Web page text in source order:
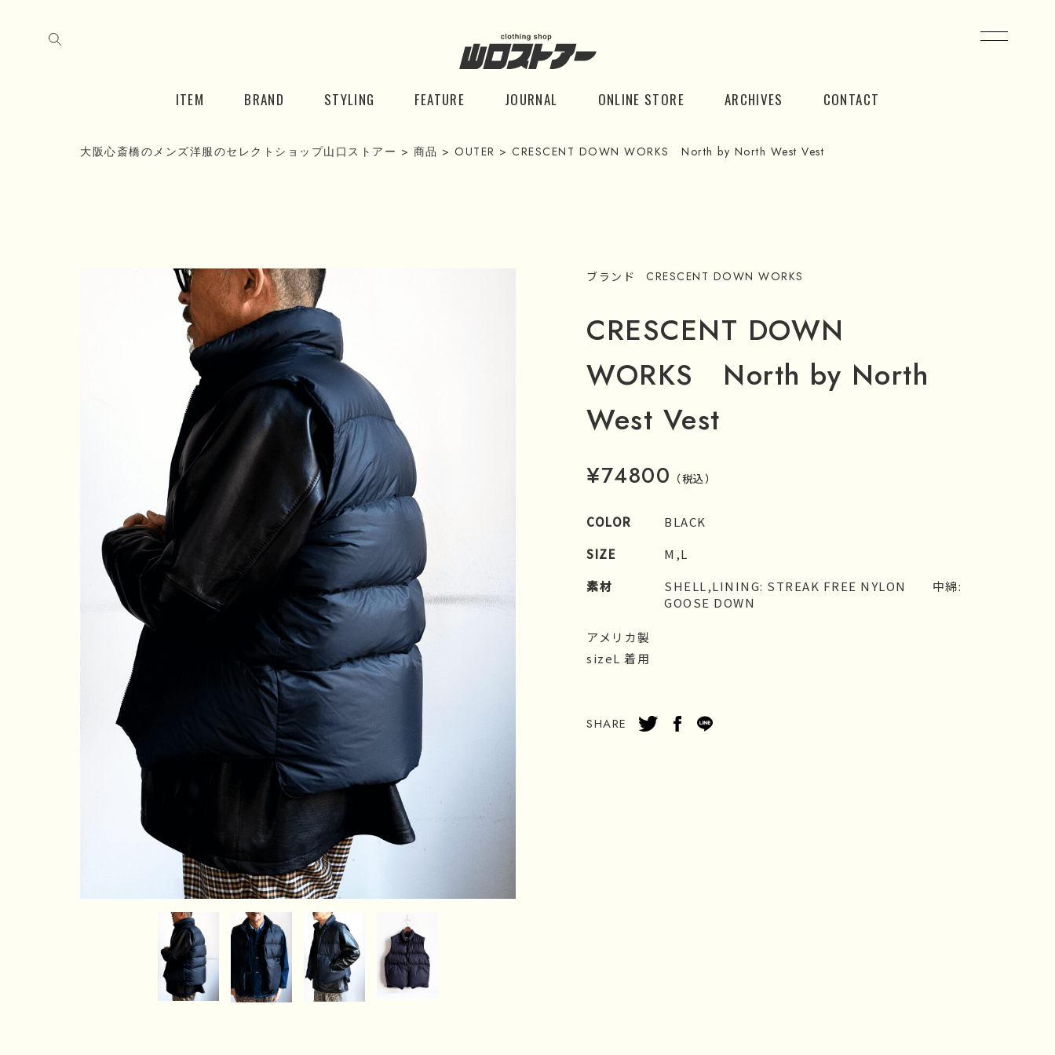
ITEM BRAND STYLING FEATURE JOURNAL ONLINE STORE ARCHIVES CONTACT
大阪心斎橋のメンズ洋服のセレクトショップ山口ストアー > 商品 > OUTER > CRESCENT DOWN WORKS North by North West Vest
ブランド CRESCENT DOWN WORKS
CRESCENT DOWN
WORKS North by North
West Vest
¥74800 （税込）
COLOR
BLACK
SIZE
M,L
素材
SHELL,LINING: STREAK FREE NYLON 中綿:
GOOSE DOWN
アメリカ製
sizeL 着用
SHARE